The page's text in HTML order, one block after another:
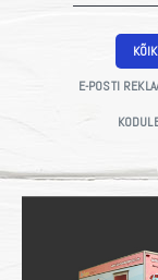
KÕIK
E-POSTI